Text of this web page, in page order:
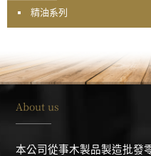
精油系列
About us
本公司從事木製品製造批發